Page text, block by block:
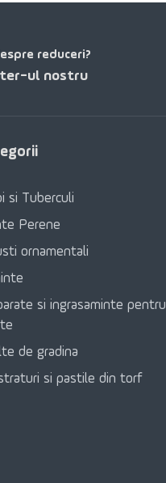
reduceri?
ul nostru
si Tuberculi
Perene
ornamentali
si ingrasaminte pentru
de gradina
si pastile din torf